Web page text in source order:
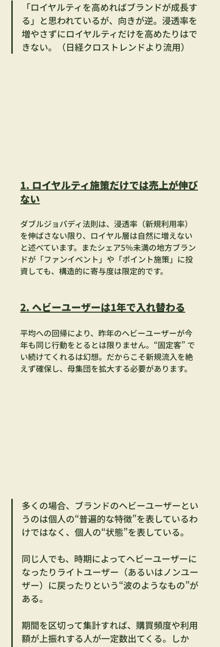
「ロイヤルティを高めればブランドが成長す
る」と思われているが、向きが逆。浸透率を
増やさずにロイヤルティだけを高めたりはで
きない。（日経クロストレンドより流用）
1. ロイヤルティ施策だけでは売上が伸び
ない
ダブルジョパディ法則は、浸透率（新規利用率）
を伸ばさない限り、ロイヤル層は自然に増えない
と述べています。またシェア5％未満の地方ブラン
ドが「ファンイベント」や「ポイント施策」に投
資しても、構造的に寄与度は限定的です。
2. ヘビーユーザーは1年で入れ替わる
平均への回帰により、昨年のヘビーユーザーが今
年も同じ行動をとるとは限りません。“固定客” で
い続けてくれるは幻想。だからこそ新規流入を絶
えず確保し、母集団を拡大する必要があります。
多くの場合、ブランドのヘビーユーザーとい
うのは個人の“普遍的な特徴”を表しているわ
けではなく、個人の“状態”を表している。
同じ人でも、時期によってヘビーユーザーに
なったりライトユーザー（あるいはノンユー
ザー）に戻ったりという“波のようなもの”が
ある。
期間を区切って集計すれば、購買頻度や利用
額が上振れする人が一定数出てくる。しか